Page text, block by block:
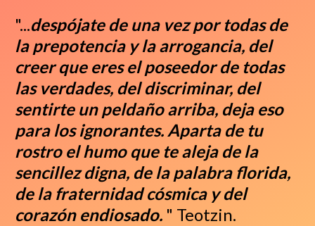
"...despójate de una vez por todas de
la prepotencia y la arrogancia, del
creer que eres el poseedor de todas
las verdades, del discriminar, del
sentirte un peldaño arriba, deja eso
para los ignorantes. Aparta de tu
rostro el humo que te aleja de la
sencillez digna, de la palabra florida,
de la fraternidad cósmica y del
corazón endiosado. " Teotzin.